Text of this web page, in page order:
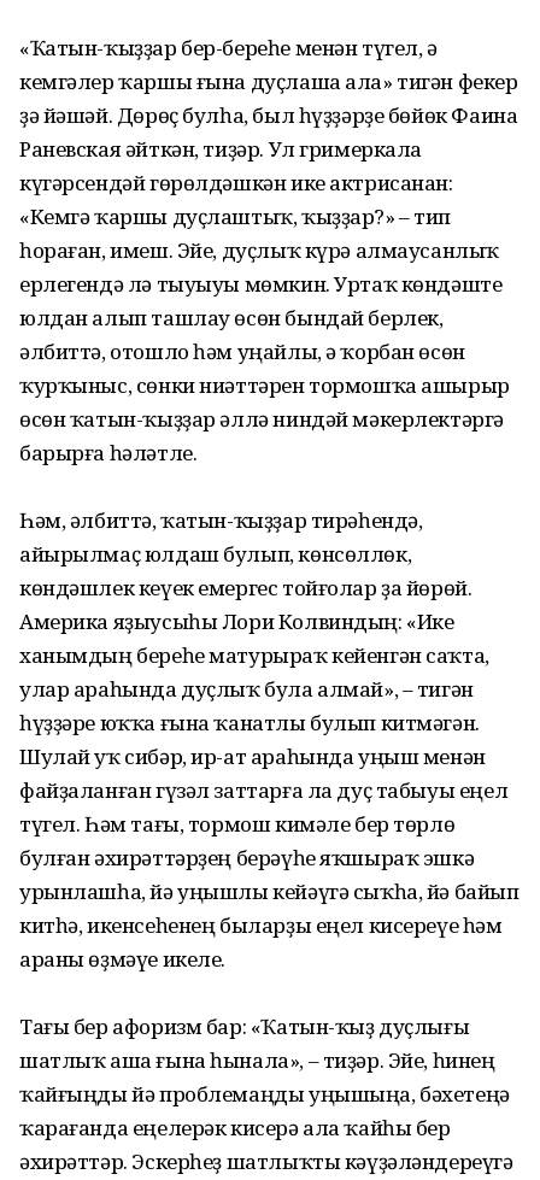
«Ҡатын-ҡыҙҙар бер-береһе менән түгел, ә
кемгәлер ҡаршы ғына дуҫлаша ала» тигән фекер
ҙә йәшәй. Дөрөҫ булһа, был һүҙҙәрҙе бөйөк Фаина
Раневская әйткән, тиҙәр. Ул гримеркала
күгәрсендәй гөрөлдәшкән ике актрисанан:
«Кемгә ҡаршы дуҫлаштыҡ, ҡыҙҙар?» – тип
һораған, имеш. Эйе, дуҫлыҡ күрә алмаусанлыҡ
ерлегендә лә тыуыуы мөмкин. Уртаҡ көндәште
юлдан алып ташлау өсөн бындай берлек,
әлбиттә, отошло һәм уңайлы, ә ҡорбан өсөн
ҡурҡыныс, сөнки ниәттәрен тормошҡа ашырыр
өсөн ҡатын-ҡыҙҙар әллә ниндәй мәкерлектәргә
барырға һәләтле.
Һәм, әлбиттә, ҡатын-ҡыҙҙар тирәһендә,
айырылмаҫ юлдаш булып, көнсөллөк,
көндәшлек кеүек емергес тойғолар ҙа йөрөй.
Америка яҙыусыһы Лори Колвиндың: «Ике
ханымдың береһе матурыраҡ кейенгән саҡта,
улар араһында дуҫлыҡ була алмай», – тигән
һүҙҙәре юҡҡа ғына ҡанатлы булып китмәгән.
Шулай уҡ сибәр, ир-ат араһында уңыш менән
файҙаланған гүзәл заттарға ла дуҫ табыуы еңел
түгел. Һәм тағы, тормош кимәле бер төрлө
булған әхирәттәрҙең берәүһе яҡшыраҡ эшкә
урынлашһа, йә уңышлы кейәүгә сыҡһа, йә байып
китһә, икенсеһенең быларҙы еңел кисереүе һәм
араны өҙмәүе икеле.
Тағы бер афоризм бар: «Ҡатын-ҡыҙ дуҫлығы
шатлыҡ аша ғына һынала», – тиҙәр. Эйе, һинең
ҡайғыңды йә проблемаңды уңышыңа, бәхетеңә
ҡарағанда еңелерәк кисерә ала ҡайһы бер
әхирәттәр. Эскерһеҙ шатлыҡты кәүҙәләндереүгә